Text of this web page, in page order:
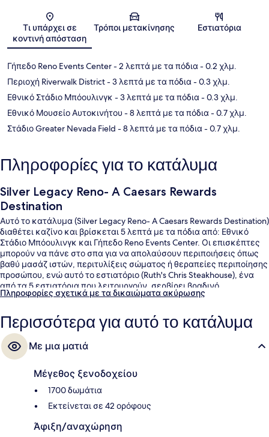
Χάρτης
Τι υπάρχει σε
κοντινή απόσταση
Τρόποι μετακίνησης Εστιατόρια
Γήπεδο Reno Events Center- 2 λεπτά με τα πόδια- 0.2 χλμ.
Περιοχή Riverwalk District- 3 λεπτά με τα πόδια- 0.3 χλμ.
Εθνικό Στάδιο Μπόουλινγκ - 3 λεπτά με τα πόδια- 0.3 χλμ.
Εθνικό Μουσείο Αυτοκινήτου - 8 λεπτά με τα πόδια- 0.7 χλμ.
Στάδιο Greater Nevada Field - 8 λεπτά με τα πόδια- 0.7 χλμ.
Πληροφορίες για το κατάλυμα
Silver Legacy Reno- A Caesars Rewards
Destination
Αυτό το κατάλυμα (Silver Legacy Reno- A Caesars Rewards Destination)
διαθέτει καζίνο και βρίσκεται 5 λεπτά με τα πόδια από: Εθνικό
Στάδιο Μπόουλινγκ και Γήπεδο Reno Events Center. Οι επισκέπτες
μπορούν να πάνε στο σπα για να απολαύσουν περιποιήσεις όπως
βαθύ μασάζ ιστών, περιτυλίξεις σώματος ή θεραπείες περιποίησης
προσώπου, ενώ αυτό το εστιατόριο (Ruth's Chris Steakhouse), ένα
από τα 5 εστιατόρια που λειτουργούν, σερβίρει βραδινό.
Προσφέρονται επίσης 6 μπαρ/lounge, εξωτερική πισίνα και μπαρ
τα άνετα κρεβάτια και το εξυπηρετικό προσωπικό.
Πληροφορίες σχετικά με τα δικαιώματα ακύρωσης
Περισσότερα για αυτό το κατάλυμα
Με μια ματιά
Μέγεθος ξενοδοχείου
1700 δωμάτια
Εκτείνεται σε 42 ορόφους
Άφιξη/αναχώρηση